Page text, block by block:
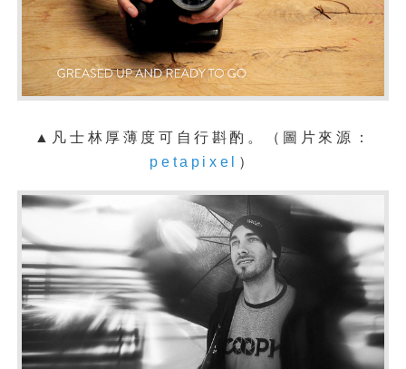
▲凡士林厚薄度可自行斟酌。（圖片來源：
petapixel
）